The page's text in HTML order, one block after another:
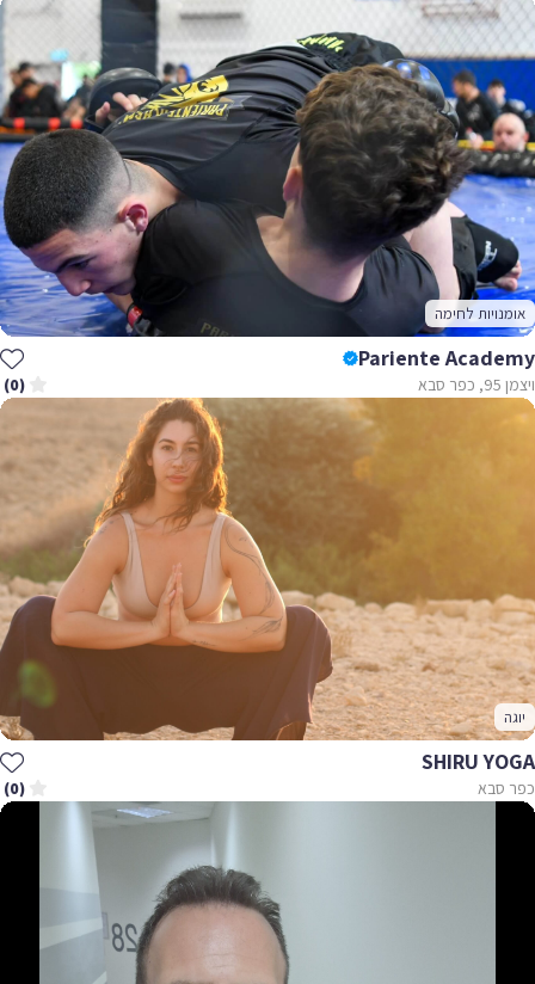
אומנויות לחימה
Pariente Academy
ויצמן 95, כפר סבא (0)
יוגה
SHIRU YOGA
כפר סבא (0)